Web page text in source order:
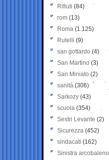
Rifiuti (84)
rom (13)
Roma (1.125)
Rutelli (9)
san gottardo (4)
San Martino (3)
San Miniato (2)
sanità (306)
Sarkozy (43)
scuola (354)
Sestri Levante (2)
Sicurezza (452)
sindacati (162)
Sinistra arcobaleno